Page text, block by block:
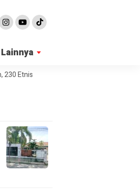
Lainnya
Rohingya Butuh Tempat Penampungan